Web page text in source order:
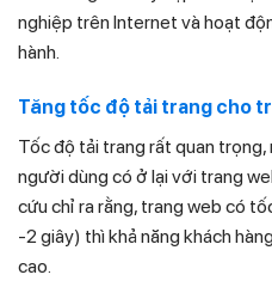
nghiệp trên Internet và hoạt
hành.
Tăng tốc độ tải trang cho
Tốc độ tải trang rất quan trọng,
người dùng có ở lại với trang
cứu chỉ ra rằng, trang web có
-2 giây) thì khả năng khách
cao.